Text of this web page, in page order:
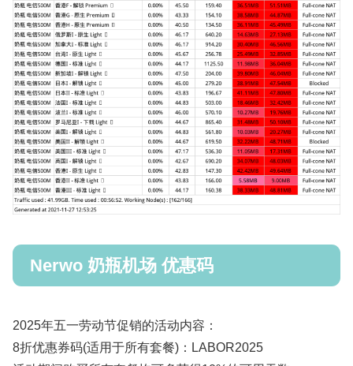
Nerwo 奶瓶机场 优惠码
2025年五一劳动节促销的活动内容：
8折优惠券码(适用于所有套餐)：LABOR2025